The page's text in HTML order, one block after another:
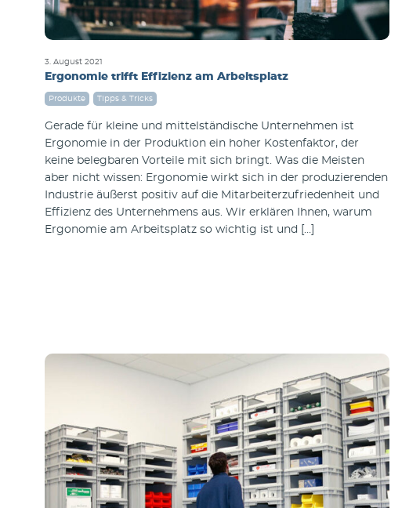
3. August 2021
Ergonomie trifft Effizienz am Arbeitsplatz
Produkte Tipps & Tricks
Gerade für kleine und mittelständische Unternehmen ist
Ergonomie in der Produktion ein hoher Kostenfaktor, der
keine belegbaren Vorteile mit sich bringt. Was die Meisten
aber nicht wissen: Ergonomie wirkt sich in der produzierenden
Industrie äußerst positiv auf die Mitarbeiterzufriedenheit und
Effizienz des Unternehmens aus. Wir erklären Ihnen, warum
Ergonomie am Arbeitsplatz so wichtig ist und […]